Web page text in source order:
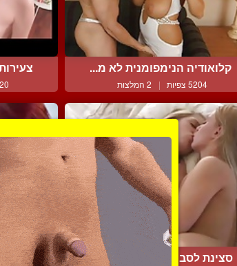
קלואודיה הנימפומנית לא מ...
5204 צפיות | 2 המלצות
סצינת לסביות מאוד חמה ומ...